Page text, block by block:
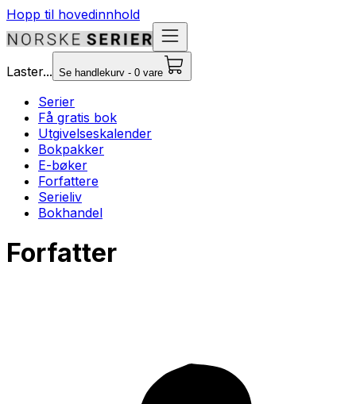
Hopp til hovedinnhold
Laster... Se handlekurv - 0 vare
Serier
Få gratis bok
Utgivelseskalender
Bokpakker
E-bøker
Forfattere
Serieliv
Bokhandel
Forfatter